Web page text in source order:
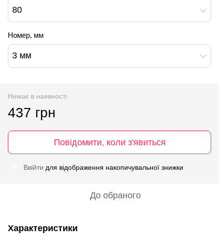
80
Номер, мм
3 мм
Немає в наявності
437 грн
Повідомити, коли з'явиться
Ввійти для відображення накопичувальної знижки
До обраного
Характеристики